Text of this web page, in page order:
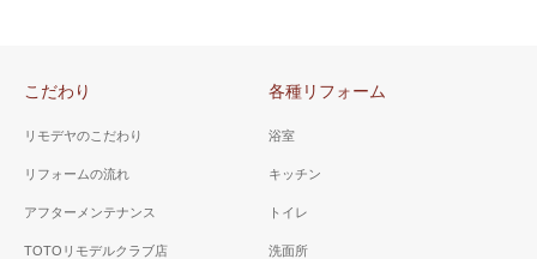
こだわり
リモデヤのこだわり
リフォームの流れ
アフターメンテナンス
TOTOリモデルクラブ店
各種リフォーム
浴室
キッチン
トイレ
洗面所